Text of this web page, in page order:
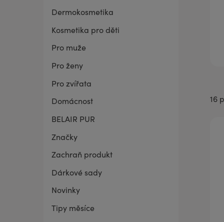
BELAIR PUR Lite
Co mě trápí
Vaginální suchost
Sada pro grilování
16
Dermokosmetika
Kosmetika pro děti
Pro muže
Pro ženy
Pro zvířata
Domácnost
BELAIR PUR
Značky
Zachraň produkt
Dárkové sady
Novinky
Tipy měsíce